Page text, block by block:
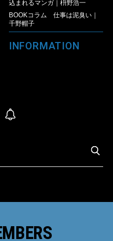
込まれるマンガ｜枡野浩一
BOOKコラム 仕事は泥臭い｜
千野帽子
INFORMATION